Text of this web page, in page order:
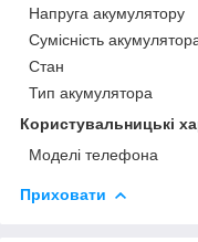
Напруга акумулятору
Сумісність
Стан
Тип акумулятора
Користувальницькі
Моделі телефона
Приховати